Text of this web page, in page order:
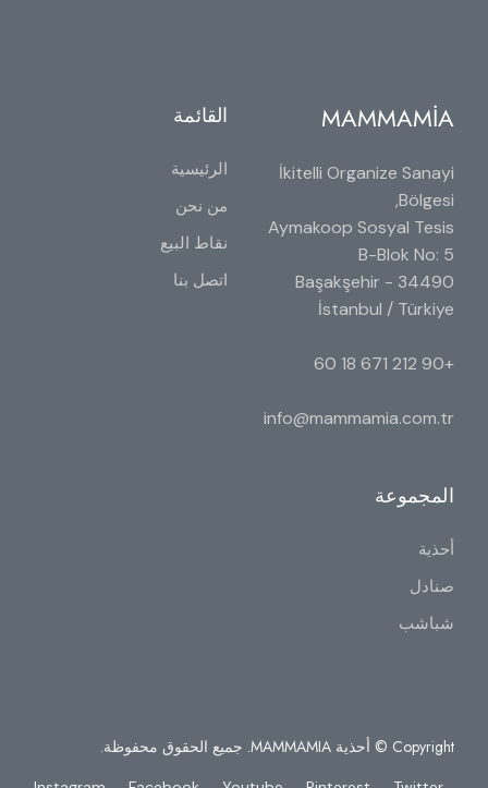
MAMMAMİA
İkitelli Organize Sanayi
Bölgesi,
Aymakoop Sosyal Tesis
B-Blok No: 5
34490 Başakşehir -
İstanbul / Türkiye
+90 212 671 18 60
info@mammamia.com.tr
القائمة
الرئيسية
من نحن
نقاط البيع
اتصل بنا
المجموعة
أحذية
صنادل
شباشب
Copyright © أحذية MAMMAMIA. جميع الحقوق محفوظة.